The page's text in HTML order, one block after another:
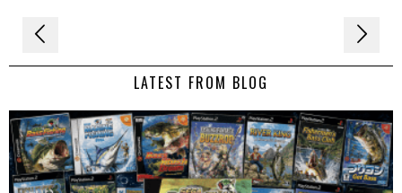
Navigation
de LATEST FROM BLOG